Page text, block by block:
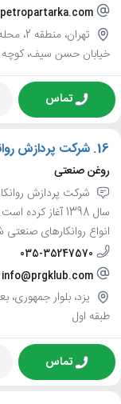
خیابان حسن سیف، کوچه دوم،
تماس
16. شرکت پردازش
روغن صنعتی
شرکت پردازش
سال 1398 آغاز
انواع روانکارهای
035-35247570
info@prgklub.com
یزد، بلوار جمهوری،
طبقه اول
تماس